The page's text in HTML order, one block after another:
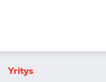
Yritys